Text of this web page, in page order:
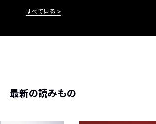
すべて見る
最新の読みもの